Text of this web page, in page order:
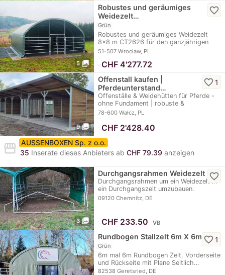
5 photo_library
Robustes und geräumiges
Weidezelt…
Grün
Robustes und geräumiges Weidezelt
8x8 m CT2626 für den ganzjährigen
Einsatz auf…
51-507 Wrocław, PL
favorite_border
CHF 4'277.72
9 photo_library
Offenstall kaufen |
Pferdeunterstand…
Offenställe & Weidehütten für Pferde -
ohne Fundament | robuste &
wetterfeste…
78-600 Wałcz, PL
favorite_border1
CHF 2'428.40
storefront AUSSENBOXEN Sp. z o.o.
35 Inserate dieses Anbieters ab CHF 79.39 anzeigen
3 photo_library
Durchgangsrahmen Weidezelt
Durchgangsrahmen um ein Weidezelt in
ein Durchgangszelt umzubauen.
Geeignet für ein…
09120 Chemnitz, DE
favorite_border
CHF 233.50 VB
Rundbogen Stallzelt 6m X 6m
Grün
6m mal 6m Rundbogen Zelt. Vorderseite
und Rückseite mit Plane Seitlich…
82538 Geretsried, DE
favorite_border1